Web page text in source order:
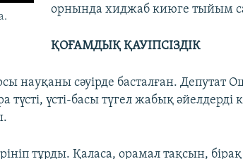
орнында хиджаб киюге тыйым
ҚОҒАМДЫҚ ҚАУІПСІЗДІК
науқаны сәуірде басталған. Депутат
түсті, үсті-басы түгел жабық әйелдерді
тұрды. Қаласа, орамал тақсын,